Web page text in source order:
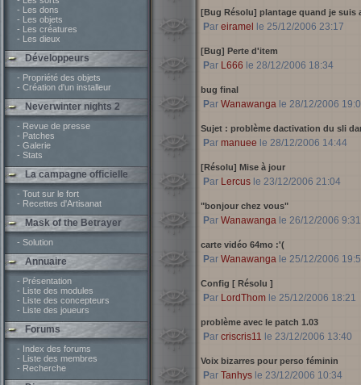
- Les dons
- Les objets
- Les créatures
- Les dieux
Développeurs
- Propriété des objets
- Création d'un installeur
Neverwinter nights 2
- Revue de presse
- Patches
- Galerie
- Stats
La campagne officielle
- Tout sur le fort
- Recettes d'Artisanat
Mask of the Betrayer
- Solution
Annuaire
- Présentation
- Liste des modules
- Liste des concepteurs
- Liste des joueurs
Forums
- Index des forums
- Liste des membres
- Recherche
[Bug Résolu] plantage quand je suis
Par eiramel le 25/12/2006 23:17
[Bug] Perte d'item
Par L666 le 28/12/2006 18:34
bug final
Par Wanawangale 28/12/2006
Sujet : problème dactivation du sli
Par manuee le 28/12/2006 14:44
[Résolu] Mise à jour
Par Lercusle 23/12/2006 21:04
"bonjour chez vous"
Par Wanawangale 26/12/2006 9:31
carte vidéo 64mo :'(
Par Wanawangale 25/12/2006
Config [ Résolu ]
Par LordThomle 25/12/2006 18:21
problème avec le patch 1.03
Par criscris11 le 23/12/2006 13:40
Voix bizarres pour perso féminin
Par Tanhysle 23/12/2006 10:34